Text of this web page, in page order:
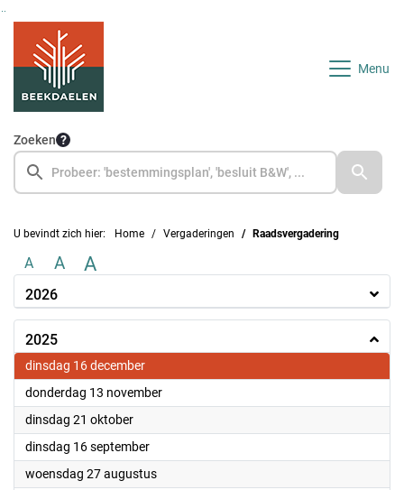
Ga naar de inhoud van deze pagina
Ga naar het zoeken
Ga naar het menu
Menu
Zoeken
U bevindt zich hier: Home Vergaderingen Raadsvergadering
A A A
2026
2025
dinsdag 16 december2025
donderdag 13 november2025
dinsdag 21 oktober2025
dinsdag 16 september2025
woensdag 27 augustus2025